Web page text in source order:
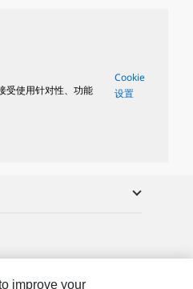
受使用针对性、功能
Cookie
设置
improve your